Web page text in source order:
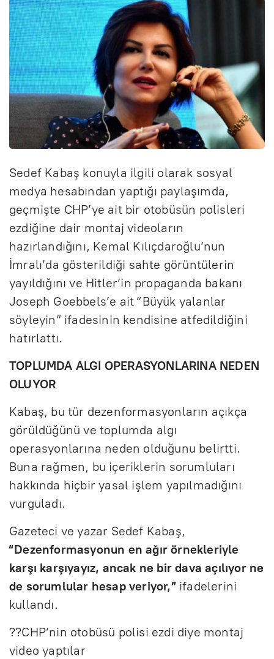
Sedef Kabaş konuyla ilgili olarak sosyal
medya hesabından yaptığı paylaşımda,
geçmişte CHP’ye ait bir otobüsün polisleri
ezdiğine dair montaj videoların
hazırlandığını, Kemal Kılıçdaroğlu’nun
İmralı’da gösterildiği sahte görüntülerin
yayıldığını ve Hitler’in propaganda bakanı
Joseph Goebbels’e ait “Büyük yalanlar
söyleyin” ifadesinin kendisine atfedildiğini
hatırlattı.
TOPLUMDA ALGI OPERASYONLARINA NEDEN
OLUYOR
Kabaş, bu tür dezenformasyonların açıkça
görüldüğünü ve toplumda algı
operasyonlarına neden olduğunu belirtti.
Buna rağmen, bu içeriklerin sorumluları
hakkında hiçbir yasal işlem yapılmadığını
vurguladı.
Gazeteci ve yazar Sedef Kabaş,
“Dezenformasyonun en ağır örnekleriyle
karşı karşıyayız, ancak ne bir dava açılıyor ne
de sorumlular hesap veriyor,”ifadelerini
kullandı.
??CHP’nin otobüsü polisi ezdi diye montaj
video yaptılar